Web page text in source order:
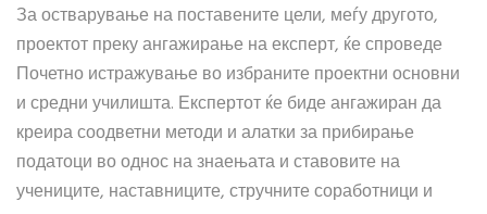
За остварување на поставените цели, меѓу другото,
проектот преку ангажирање на експерт, ќе спроведе
Почетно истражување во избраните проектни основни
и средни училишта. Експертот ќе биде ангажиран да
креира соодветни методи и алатки за прибирање
податоци во однос на знаењата и ставовите на
учениците, наставниците, стручните соработници и